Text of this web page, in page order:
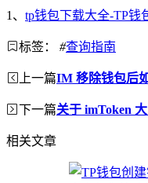
1、 tp钱包下载大全-TP钱
标签： #查询指南
上一篇IM 移除钱包后
下一篇关于 imToken
相关文章